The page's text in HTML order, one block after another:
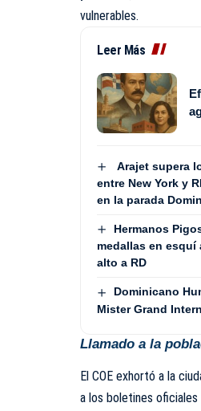
vulnerables.
Leer Más
Arajet supera
entre New York y
en la parada
Hermanos
medallas en
alto a RD
Dominicano
Mister Grand
Llamado a la
El COE exhortó a la
a los boletines